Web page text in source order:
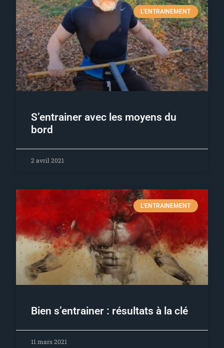
L'ENTRAINEMENT
S’entrainer avec les moyens du
bord
2 avril 2021
L'ENTRAINEMENT
Bien s’entrainer : résultats à la clé
11 mars 2021